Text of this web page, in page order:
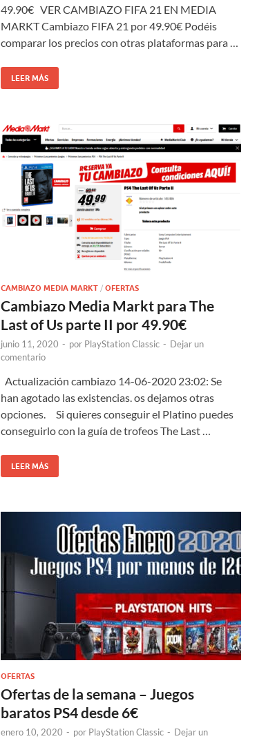
49.90€ VER CAMBIAZO FIFA 21 EN MEDIA
MARKT Cambiazo FIFA 21 por 49.90€ Podéis
comparar los precios con otras plataformas para …
LEER MÁS
CAMBIAZO MEDIA MARKT / OFERTAS
Cambiazo Media Markt para The
Last of Us parte II por 49.90€
junio 11, 2020 - por PlayStation Classic - Dejar un
comentario
Actualización cambiazo 14-06-2020 23:02: Se
han agotado las existencias. os dejamos otras
opciones. Si quieres conseguir el Platino puedes
conseguirlo con la guía de trofeos The Last …
LEER MÁS
OFERTAS
Ofertas de la semana – Juegos
baratos PS4 desde 6€
enero 10, 2020 - por PlayStation Classic - Dejar un